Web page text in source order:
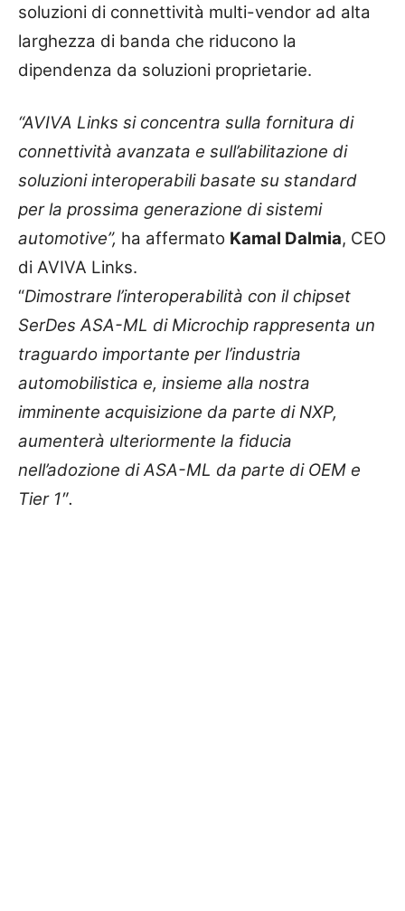
soluzioni di connettività multi-vendor ad alta
larghezza di banda che riducono la
dipendenza da soluzioni proprietarie.
“AVIVA Links si concentra sulla fornitura di
connettività avanzata e sull’abilitazione di
soluzioni interoperabili basate su standard
per la prossima generazione di sistemi
automotive”, ha affermato Kamal Dalmia, CEO
di AVIVA Links.
“Dimostrare l’interoperabilità con il chipset
SerDes ASA-ML di Microchip rappresenta un
traguardo importante per l’industria
automobilistica e, insieme alla nostra
imminente acquisizione da parte di NXP,
aumenterà ulteriormente la fiducia
nell’adozione di ASA-ML da parte di OEM e
Tier 1″.